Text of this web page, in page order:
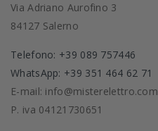
Via Adriano Aurofino 3
84127 Salerno
Telefono: +39 089 757446
WhatsApp: +39 351 464 62 71
E-mail: info@misterelettro.com
P. iva 04121730651